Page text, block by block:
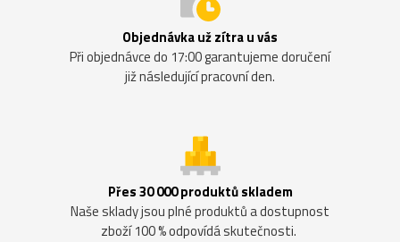
Objednávka už zítra u vás
Při objednávce do 17:00 garantujeme doručení
již následující pracovní den.
Přes 30 000 produktů skladem
Naše sklady jsou plné produktů a dostupnost
zboží 100 % odpovídá skutečnosti.